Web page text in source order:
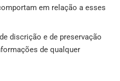
em relação a esses
discrição e de preservação
de qualquer